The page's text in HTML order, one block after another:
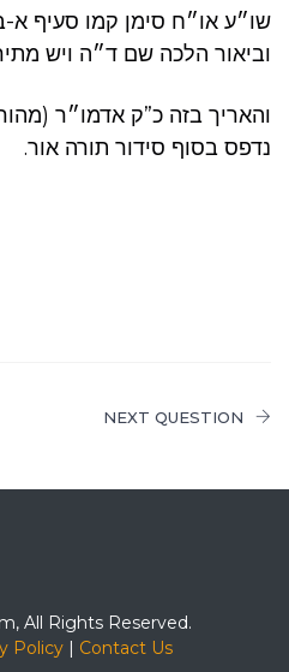
שו״ע או״ח סימן קמו סעיף
וביאור הלכה שם ד״ה ויש
והאריך בזה כ”ק אדמו״ר
נדפס בסוף סידור תורה אור.
NEXT QUESTION
All Rights Reserved.
Policy | Contact Us